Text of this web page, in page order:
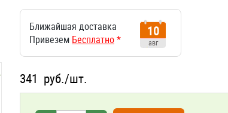
Ближайшая доставка
Привезем Бесплатно*
10
авг
341 руб./шт.